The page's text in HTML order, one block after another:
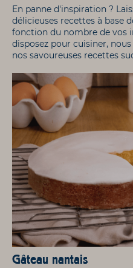
En panne d'inspiration ?
délicieuses recettes à base
fonction du nombre de vos
disposez pour cuisiner,
nos savoureuses recettes
Gâteau nantais